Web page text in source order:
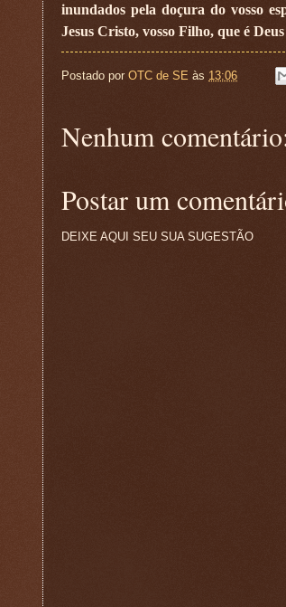
inundados pela doçura do vosso
Jesus Cristo, vosso Filho, que é
Postado por OTC de SE às 13:06
Nenhum
Postar um
DEIXE AQUI SEU SUA SUGESTÃO